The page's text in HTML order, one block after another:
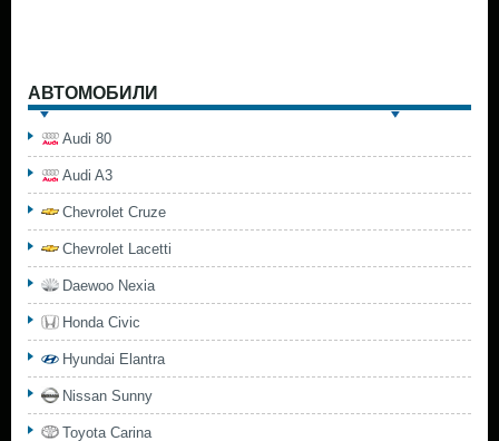
АВТОМОБИЛИ
Audi 80
Audi A3
Chevrolet Cruze
Chevrolet Lacetti
Daewoo Nexia
Honda Civic
Hyundai Elantra
Nissan Sunny
Toyota Carina